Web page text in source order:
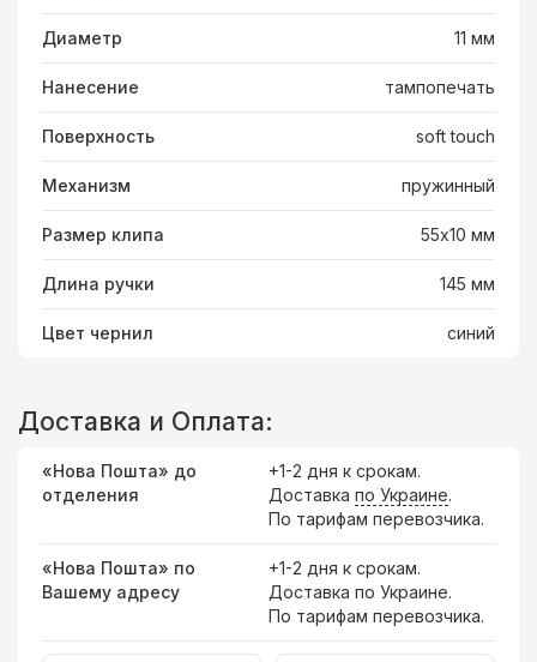
Диаметр 11 мм
Нанесение тампопечать
Поверхность soft touch
Механизм пружинный
Размер клипа 55х10 мм
Длина ручки 145 мм
Цвет чернил синий
Доставка и Оплата:
«Нова Пошта» до
отделения
+1-2 дня к срокам.
Доставка по Украине.
По тарифам перевозчика.
«Нова Пошта» по
Вашему адресу
+1-2 дня к срокам.
Доставка по Украине.
По тарифам перевозчика.